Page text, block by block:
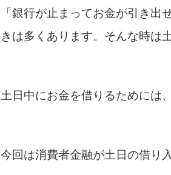
「銀行が止まってお金が引き
きは多くあります。そんな時は
土日中にお金を借りるためには
今回は消費者金融が土日の借り